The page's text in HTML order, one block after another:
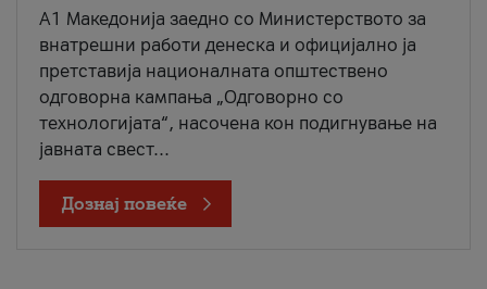
A1 Македонија заедно со Министерството за
внатрешни работи денеска и официјално ја
претставија националната општествено
одговорна кампања „Одговорно со
технологијата“, насочена кон подигнување на
јавната свест...
Дознај повеќе